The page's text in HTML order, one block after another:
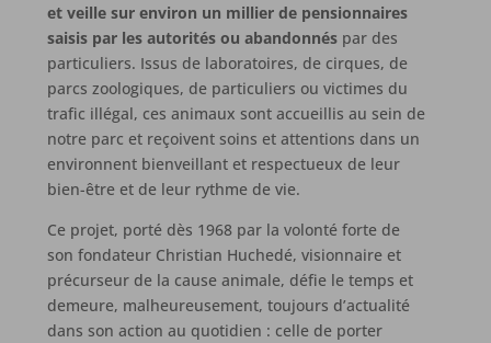
et veille sur environ un millier de pensionnaires
saisis par les autorités ou abandonnés par des
particuliers. Issus de laboratoires, de cirques, de
parcs zoologiques, de particuliers ou victimes du
trafic illégal, ces animaux sont accueillis au sein de
notre parc et reçoivent soins et attentions dans un
environnent bienveillant et respectueux de leur
bien-être et de leur rythme de vie.
Ce projet, porté dès 1968 par la volonté forte de
son fondateur Christian Huchedé, visionnaire et
précurseur de la cause animale, défie le temps et
demeure, malheureusement, toujours d’actualité
dans son action au quotidien : celle de porter